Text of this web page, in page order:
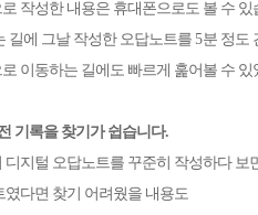
작성한 내용은 휴대폰으로도 볼 수 있
길에 그날 작성한 오답노트를 5분 정도
이동하는 길에도 빠르게 훑어볼 수 있
기록을 찾기가 쉽습니다.
디지털 오답노트를 꾸준히 작성하다
였다면 찾기 어려웠을 내용도